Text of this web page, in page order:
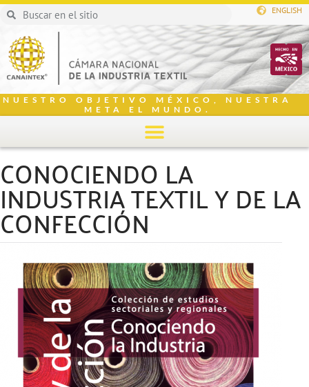
ENGLISH
NUESTRO OBJETIVO MÉXICO, NUESTRA
META EL MUNDO.
CONOCIENDO LA
INDUSTRIA TEXTIL Y DE LA
CONFECCIÓN